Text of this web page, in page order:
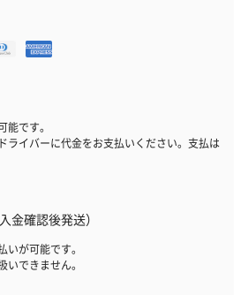
です。
ライバーに代金をお支払いください。支払は
金確認後発送）
が可能です。
できません。